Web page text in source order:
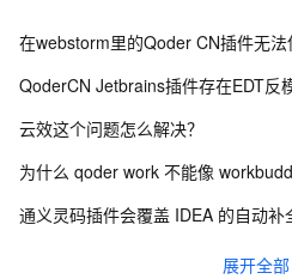
在webstorm里的Qoder CN插件无
QoderCN Jetbrains插件存在EDT反
云效这个问题怎么解决？
通义灵码插件会覆盖 IDEA 的自动补
展开全部